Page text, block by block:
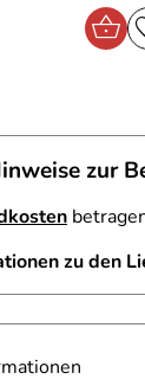
Europe Lt,
zur
zu den